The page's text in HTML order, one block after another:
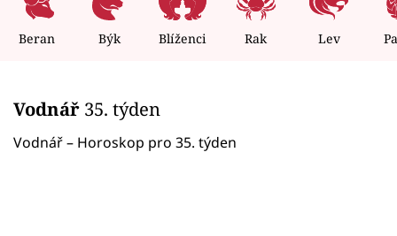
Celebrity
Seriály
Beran Býk Blíženci Rak Lev
Vodnář 35. týden
Vodnář – Horoskop pro 35. týden